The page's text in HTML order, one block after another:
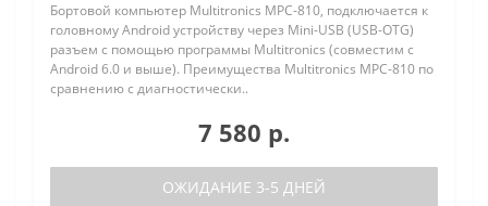
Бортовой компьютер Multitronics MPC-810, подключается к
головному Android устройству через Mini-USB (USB-OTG)
разъем с помощью программы Multitronics (совместим с
Android 6.0 и выше). Преимущества Multitronics MPC-810 по
сравнению с диагностически..
7 580 р.
ОЖИДАНИЕ 3-5 ДНЕЙ